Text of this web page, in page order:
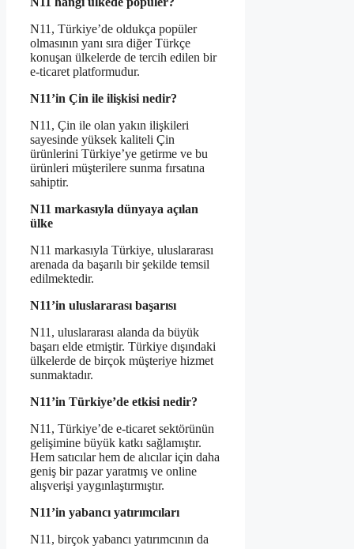
N11, Türkiye’de oldukça popüler
olmasının yanı sıra diğer Türkçe
konuşan ülkelerde de tercih edilen bir
e-ticaret platformudur.
N11’in Çin ile ilişkisi nedir?
N11, Çin ile olan yakın ilişkileri
sayesinde yüksek kaliteli Çin
ürünlerini Türkiye’ye getirme ve bu
ürünleri müşterilere sunma fırsatına
sahiptir.
N11 markasıyla dünyaya açılan
ülke
N11 markasıyla Türkiye, uluslararası
arenada da başarılı bir şekilde temsil
edilmektedir.
N11’in uluslararası başarısı
N11, uluslararası alanda da büyük
başarı elde etmiştir. Türkiye dışındaki
ülkelerde de birçok müşteriye hizmet
sunmaktadır.
N11’in Türkiye’de etkisi nedir?
N11, Türkiye’de e-ticaret sektörünün
gelişimine büyük katkı sağlamıştır.
Hem satıcılar hem de alıcılar için daha
geniş bir pazar yaratmış ve online
alışverişi yaygınlaştırmıştır.
N11’in yabancı yatırımcıları
N11, birçok yabancı yatırımcının da